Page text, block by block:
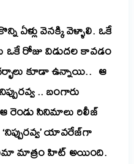
ఏళ్లు వెనక్కి వెళ్ళాలి. ఒకే
రోజు విడుదల కావడం
కూడా ఉన్నాయి.. ఆ
.. బంగారు
ఆ రెండు సినిమాలు రిలీజ్
యావరేజ్‌గా
మాత్రం హిట్ అయింది.